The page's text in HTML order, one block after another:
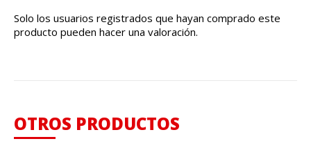
Solo los usuarios registrados que hayan comprado este
producto pueden hacer una valoración.
OTROS PRODUCTOS